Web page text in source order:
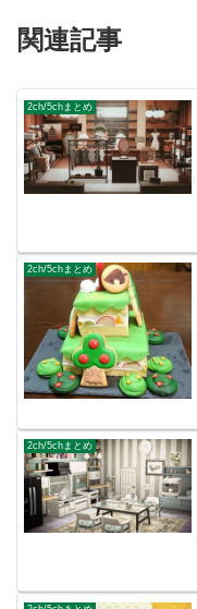
関連記事
2ch/5chまとめ
2ch/5chまとめ
2ch/5chまとめ